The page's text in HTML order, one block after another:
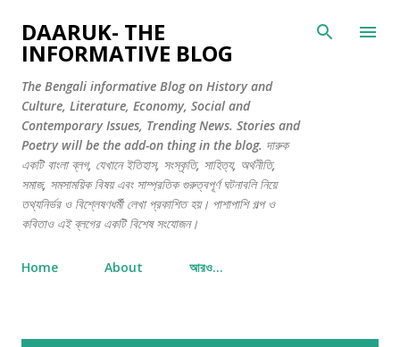
DAARUK- THE
INFORMATIVE BLOG
The Bengali informative Blog on History and
Culture, Literature, Economy, Social and
Contemporary Issues, Trending News. Stories and
Poetry will be the add-on thing in the blog. দারুক
একটি বাংলা ব্লগ, যেখানে ইতিহাস, সংস্কৃতি, সাহিত্য, অর্থনীতি,
সমাজ, সমসাময়িক বিষয় এবং সাম্প্রতিক গুরুত্বপূর্ণ ঘটনাবলি নিয়ে
তথ্যনির্ভর ও বিশ্লেষণধর্মী লেখা প্রকাশিত হয়। পাশাপাশি গল্প ও
কবিতাও এই ব্লগের একটি বিশেষ সংযোজন।
Home About আরও…